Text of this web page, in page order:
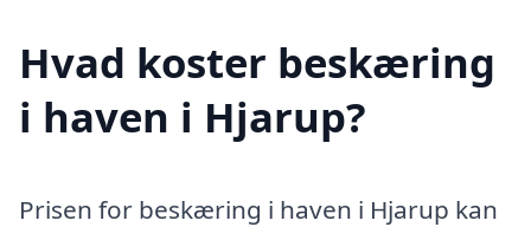
Hvad koster beskæring
i haven i Hjarup?
Prisen for beskæring i haven i Hjarup kan